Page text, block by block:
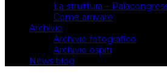
La struttura –
Come arrivare
Archivio
Archivio fotografico
Archivio ospiti
News blog